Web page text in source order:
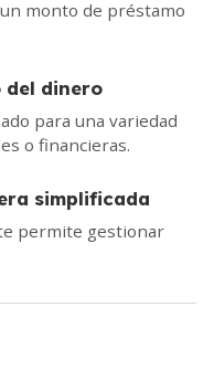
monto de préstamo
del dinero
para una variedad
o financieras.
simplificada
permite gestionar